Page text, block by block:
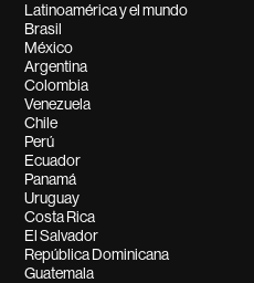
Latinoamérica y el mundo
Brasil
México
Argentina
Colombia
Venezuela
Chile
Perú
Ecuador
Panamá
Uruguay
Costa Rica
El Salvador
República Dominicana
Guatemala